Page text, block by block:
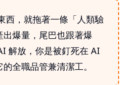
西，就拖著一條「人類驗
爆量，尾巴也跟著爆
解放，你是被釘死在 AI
全職品管兼清潔工。